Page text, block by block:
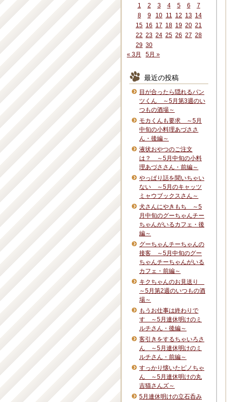
1
2 3 4 5 6
7
8
9 10 11 12 13 14
15 16 17 18 19 20 21
22 23 24 25 26 27 28
29 30
« 3月
5月 »
最近の投稿
目が合ったら隠れるパン
ツくん ～5月第3週のい
つもの酒場～
モカくんも要求 ～5月
中旬の小料理あづささ
ん・後編～
液状おやつのご注文
は？ ～5月中旬の小料
理あづささん・前編～
やっぱり話を聞いちゃい
ない ～5月のキャッツ
ミャウブックスさん～
犬さんにやきもち ～5
月中旬のグーちゃんチー
ちゃんがいるカフェ・後
編～
グーちゃんチーちゃんの
接客 ～5月中旬のグー
ちゃんチーちゃんがいる
カフェ・前編～
キクちゃんのお見送り
～5月第2週のいつもの酒
場～
もうお仕事は終わりで
す ～5月連休明けのミ
ルチさん・後編～
客引きをするちゃいろさ
ん ～5月連休明けのミ
ルチさん・前編～
すっかり懐いたピノちゃ
ん ～5月連休明けの丸
吉猫さんズ～
5月連休明けの立石呑み